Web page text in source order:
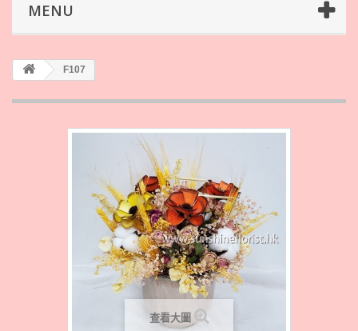
MENU
F107
查看大圖